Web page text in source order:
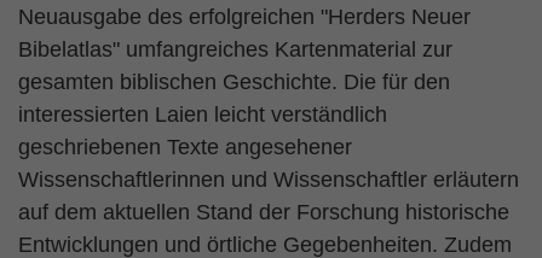
Neuausgabe des erfolgreichen "Herders Neuer
Bibelatlas" umfangreiches Kartenmaterial zur
gesamten biblischen Geschichte. Die für den
interessierten Laien leicht verständlich
geschriebenen Texte angesehener
Wissenschaftlerinnen und Wissenschaftler erläutern
auf dem aktuellen Stand der Forschung historische
Entwicklungen und örtliche Gegebenheiten. Zudem